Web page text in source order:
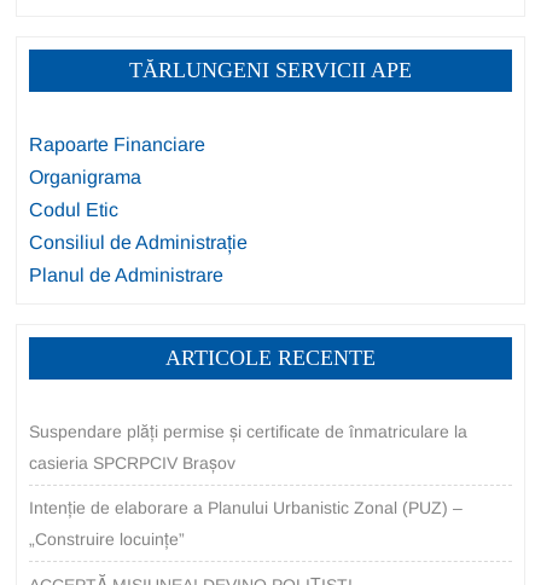
TĂRLUNGENI SERVICII APE
Rapoarte Financiare
Organigrama
Codul Etic
Consiliul de Administrație
Planul de Administrare
ARTICOLE RECENTE
Suspendare plăți permise și certificate de înmatriculare la
casieria SPCRPCIV Brașov
Intenție de elaborare a Planului Urbanistic Zonal (PUZ) –
„Construire locuințe”